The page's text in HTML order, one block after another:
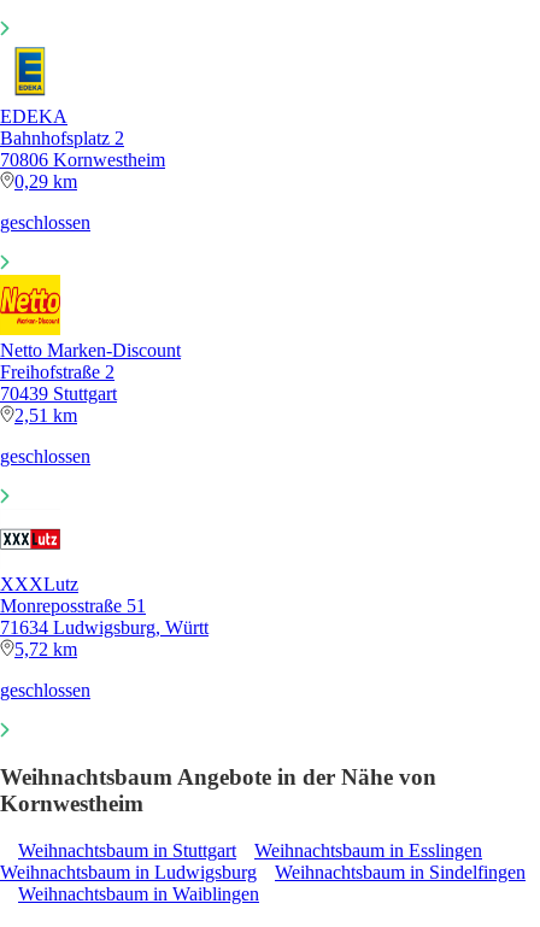
EDEKA
Bahnhofsplatz 2
70806 Kornwestheim
0,29 km
geschlossen
Netto Marken-Discount
Freihofstraße 2
70439 Stuttgart
2,51 km
geschlossen
XXXLutz
Monreposstraße 51
71634 Ludwigsburg, Württ
5,72 km
geschlossen
Weihnachtsbaum Angebote in der Nähe von
Kornwestheim
Weihnachtsbaum in Stuttgart
Weihnachtsbaum in Esslingen
Weihnachtsbaum in Ludwigsburg
Weihnachtsbaum in Sindelfingen
Weihnachtsbaum in Waiblingen